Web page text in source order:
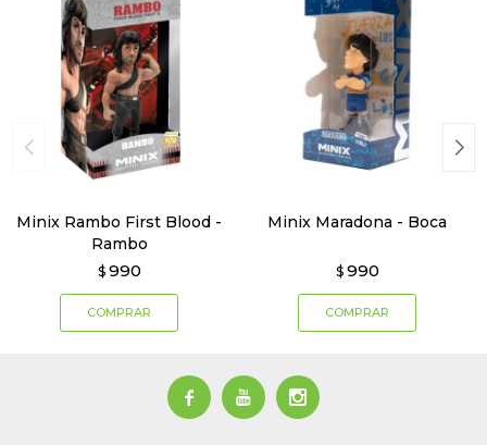
Minix Rambo First Blood -
Rambo
$ 990
Minix Maradona - Boca
$ 990
  